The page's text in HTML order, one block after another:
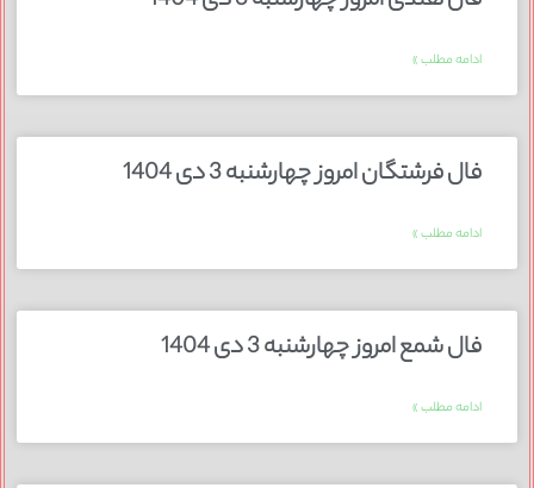
ادامه مطلب »
فال فرشتگان امروز چهارشنبه 3 دی 1404
ادامه مطلب »
فال شمع امروز چهارشنبه 3 دی 1404
ادامه مطلب »